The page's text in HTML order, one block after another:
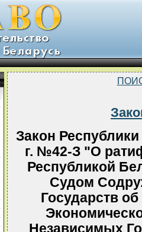
Закон
г. №42-З "О
Республикой
Судом
Государств
Независимых